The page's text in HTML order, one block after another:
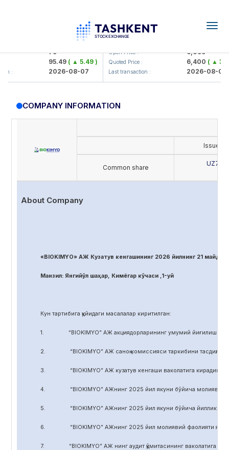
79
95.49( ▲ 5.49 )
2026-08-07
UZMK (<O'zmetkombinat> AJ)
Open Price : 6,099
Quoted Price : 6,400( ▲
Last transaction : 2026-08-07
COMPANY INFORMATION
Issue's
Common share
About Company
«BIOKIMYO» АЖ Кузатув кенгашининг 2026 йилнинг 21
Манзил: Янгийўл шаҳар, Кимёгар кўчаси ,1-уй
Кун тартибига қуйидаги масалалар киритилган:
1. “BIOKIMYO” АЖ акциядорларининг умумий йиғилиши
2. “BIOKIMYO” АЖ саноқ комиссияси таркибини тасдиқлаш.
3. “BIOKIMYO” АЖ кузатув кенгаши ваколатига кирадиган
4. “BIOKIMYO” АЖнинг 2025 йил якуни бўйича молиявий-
5. “BIOKIMYO” АЖнинг 2025 йил якуни бўйича йиллик
6. “BIOKIMYO” АЖнинг 2025 йил молиявий фаолияти якуни
7. “BIOKIMYO” АЖ нинг аудит қўмитасининг ваколатига